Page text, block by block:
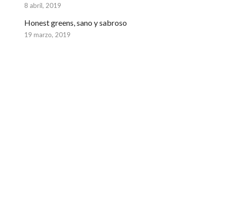
8 abril, 2019
Honest greens, sano y sabroso
19 marzo, 2019